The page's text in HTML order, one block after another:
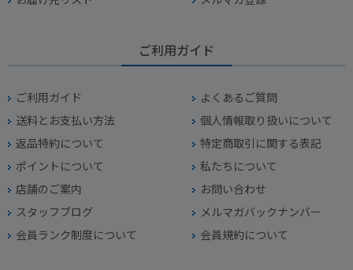
ご利用ガイド
ご利用ガイド
よくあるご質問
送料とお支払い方法
個人情報取り扱いについて
返品特約について
特定商取引に関する表記
ポイントについて
私たちについて
店舗のご案内
お問い合わせ
スタッフブログ
メルマガバックナンバー
会員ランク制度について
会員規約について